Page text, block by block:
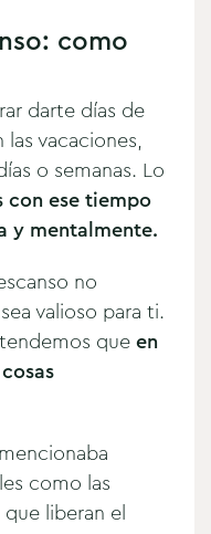
como
darte días de
vacaciones,
o semanas. Lo
con ese tiempo
y mentalmente.
no
valioso para ti.
queen
como las
liberan el